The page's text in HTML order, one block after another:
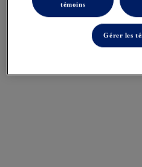
HERITAGE TRACK JACKET
Vestes Unisexes
témoins
Gérer les